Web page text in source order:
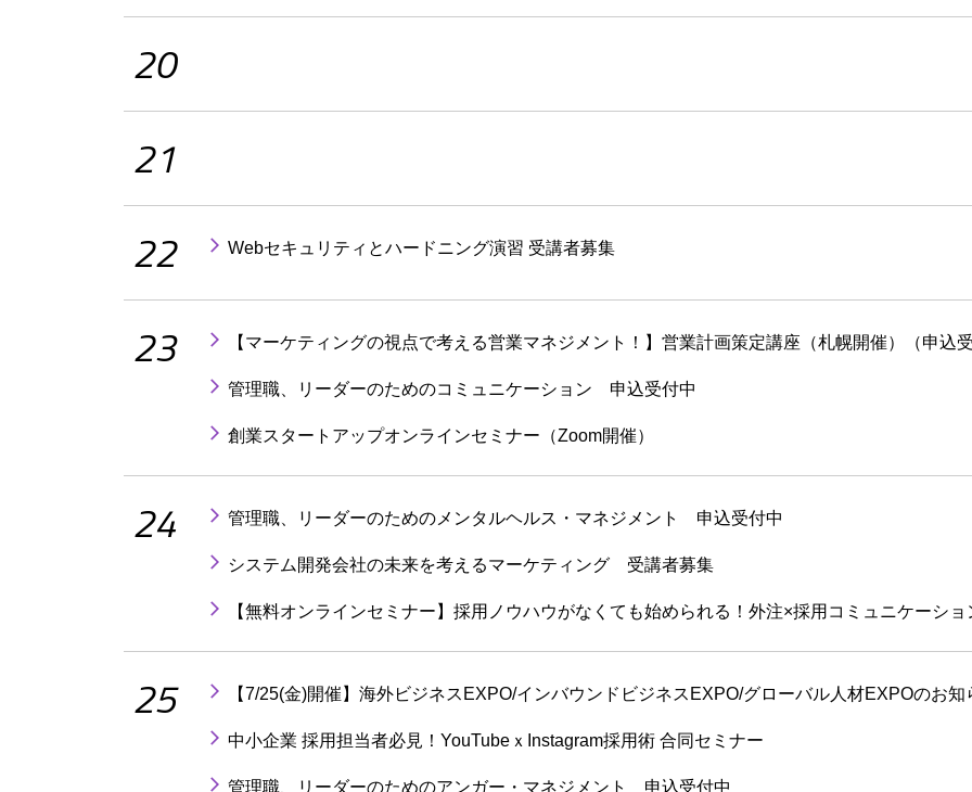
20
21
22
Webセキュリティとハードニング演習 受講者募集
23 【マーケティングの視点で考える営業マネジメント！】営業計画策定講座（札幌開催）（申込
管理職、リーダーのためのコミュニケーション 申込受付中
創業スタートアップオンラインセミナー（Zoom開催）
24 管理職、リーダーのためのメンタルヘルス・マネジメント 申込受付中
システム開発会社の未来を考えるマーケティング 受講者募集
【無料オンラインセミナー】採用ノウハウがなくても始められる！外注×採用コミュニケーショ
25 【7/25(金)開催】海外ビジネスEXPO/インバウンドビジネスEXPO/グローバル人材EXPOのお知
中小企業 採用担当者必見！YouTubeｘInstagram採用術 合同セミナー
管理職、リーダーのためのアンガー・マネジメント 申込受付中